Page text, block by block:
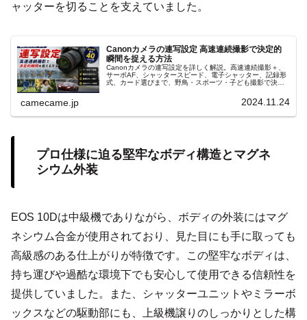
ャッターを切ることを支えていました。
Canonカメラの連写設定 高速連続撮影で決定的
瞬間を捉える方法
Canonカメラの連写設定を詳しく解説。高速連続撮影＋、
サーボAF、シャッタースピード、電子シャッター、記録形
式、カード選びまで、野鳥・スポーツ・子ども撮影で決定
camecame.jp 2024.11.24
プロ仕様に迫る堅牢なボディ構造とマグネ
シウム外装
EOS 10Dは中級機でありながら、ボディの外装にはマグ
ネシウム合金が使用されており、見た目にも手に取っても
高級感のある仕上がりが特徴です。この堅牢なボディは、
持ち運びや過酷な環境下でも安心して使用できる信頼性を
提供していました。また、シャッターユニットやミラーボ
ックスなどの駆動部にも、上級機譲りのしっかりとした構